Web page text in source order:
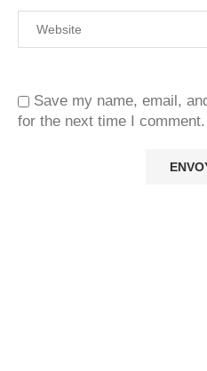
Save my name, email,
for the next time I comment.